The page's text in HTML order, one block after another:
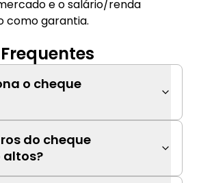
e o salário/renda
como garantia.
o cheque
do cheque
altos?